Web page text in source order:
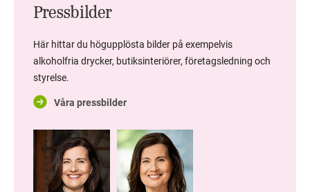
Pressbilder
Här hittar du högupplösta bilder på exempelvis
alkoholfria drycker, butiksinteriörer, företagsledning och
styrelse.
Våra pressbilder